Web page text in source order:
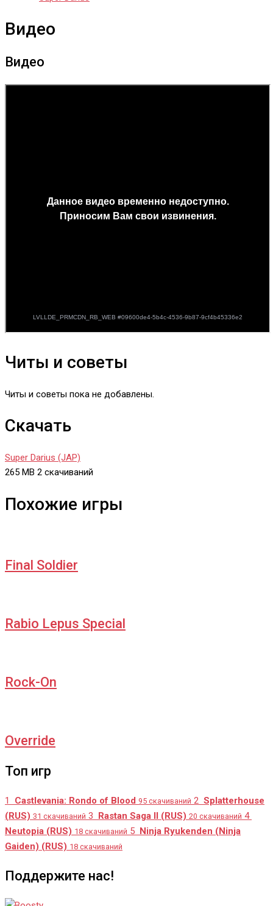
Видео
Видео
Читы и советы
Читы и советы пока не добавлены.
Скачать
Super Darius (JAP)
265 MB 2 скачиваний
Похожие игры
Final Soldier
Rabio Lepus Special
Rock-On
Override
Топ игр
1 Castlevania: Rondo of Blood 95 скачиваний 2 Splatterhouse
(RUS) 31 скачиваний 3 Rastan Saga II (RUS) 20 скачиваний 4
Neutopia (RUS) 18 скачиваний 5 Ninja Ryukenden (Ninja
Gaiden) (RUS) 18 скачиваний
Поддержите нас!